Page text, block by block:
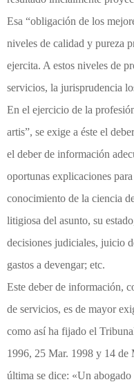
Esa “obligación de los
niveles de calidad y pureza
ejercita. A estos niveles de
servicios, la jurisprudencia
En el ejercicio de la
artis”, se exige a éste el
el deber de información
oportunas explicaciones
conocimiento de la ciencia
litigiosa del asunto, su
decisiones judiciales, juicio
gastos a devengar; etc.
Este deber de información,
de servicios, es de mayor
como así ha fijado el
1996, 25 Mar. 1998 y 14 de
última se dice: «Un